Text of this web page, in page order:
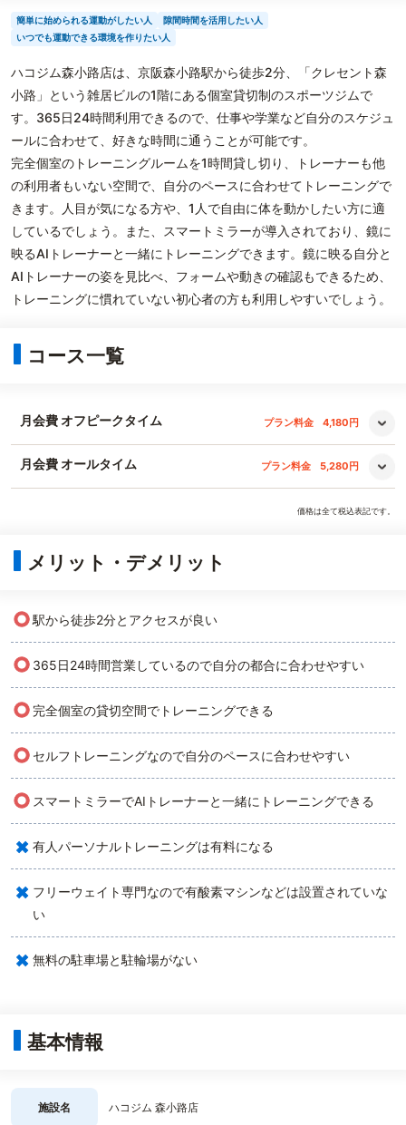
簡単に始められる運動がしたい人
隙間時間を活用したい人
いつでも運動できる環境を作りたい人
ハコジム森小路店は、京阪森小路駅から徒歩2分、「クレセント森
小路」という雑居ビルの1階にある個室貸切制のスポーツジムで
す。365日24時間利用できるので、仕事や学業など自分のスケジュ
ールに合わせて、好きな時間に通うことが可能です。
完全個室のトレーニングルームを1時間貸し切り、トレーナーも他
の利用者もいない空間で、自分のペースに合わせてトレーニングで
きます。人目が気になる方や、1人で自由に体を動かしたい方に適
しているでしょう。また、スマートミラーが導入されており、鏡に
映るAIトレーナーと一緒にトレーニングできます。鏡に映る自分と
AIトレーナーの姿を見比べ、フォームや動きの確認もできるため、
トレーニングに慣れていない初心者の方も利用しやすいでしょう。
コース一覧
月会費 オフピークタイム プラン料金 4,180円
月会費 オールタイム プラン料金 5,280円
価格は全て税込表記です。
メリット・デメリット
○駅から徒歩2分とアクセスが良い
○ 365日24時間営業しているので自分の都合に合わせやすい
○ 完全個室の貸切空間でトレーニングできる
○ セルフトレーニングなので自分のペースに合わせやすい
○ スマートミラーでAIトレーナーと一緒にトレーニングできる
× 有人パーソナルトレーニングは有料になる
× フリーウェイト専門なので有酸素マシンなどは設置されていな
い
× 無料の駐車場と駐輪場がない
基本情報
施設名 ハコジム 森小路店